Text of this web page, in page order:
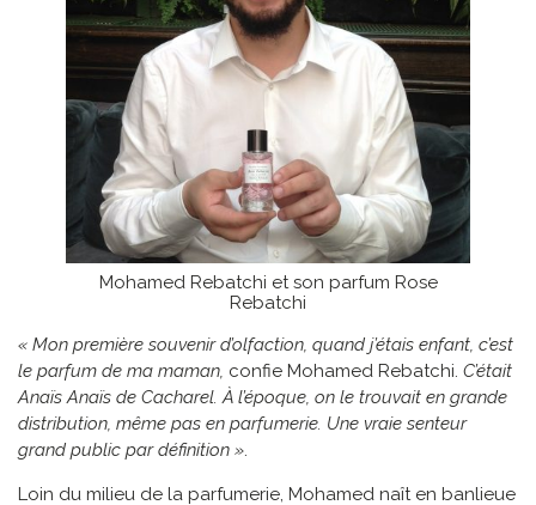
Mohamed Rebatchi et son parfum Rose
Rebatchi
« Mon première souvenir d’olfaction, quand j’étais enfant, c’est
le parfum de ma maman, confie Mohamed Rebatchi. C’était
Anaïs Anaïs de Cacharel. À l’époque, on le trouvait en grande
distribution, même pas en parfumerie. Une vraie senteur
grand public par définition ».
Loin du milieu de la parfumerie, Mohamed naît en banlieue